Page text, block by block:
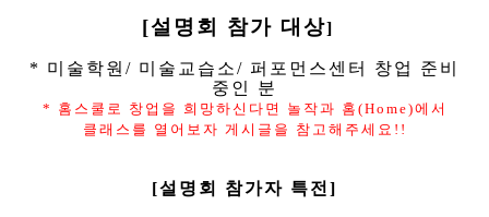
[설명회 참가 대상]
* 미술학원/ 미술교습소/ 퍼포먼스센터 창업 준비
중인 분
* 홈스쿨로 창업을 희망하신다면 놀작과 홈(Home)에서
클래스를 열어보자 게시글을 참고해주세요!!
[설명회 참가자 특전]